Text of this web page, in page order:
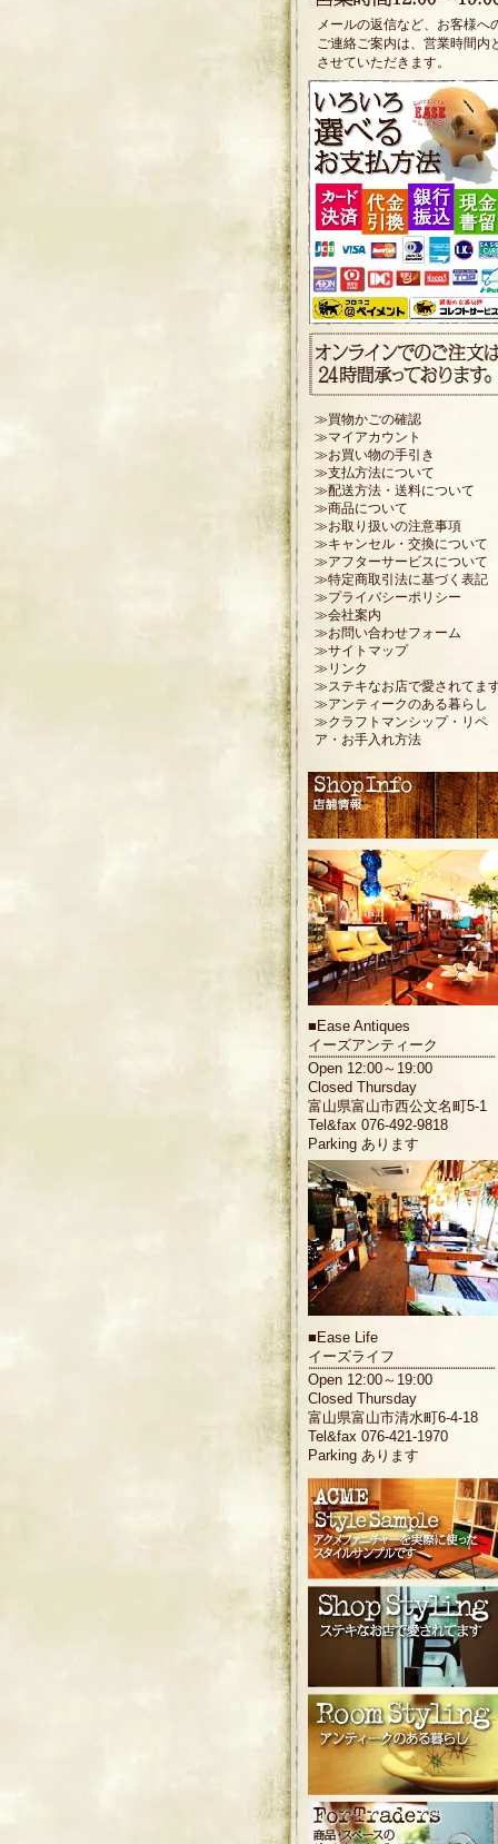
メールの返信など、お客様へ
ご連絡ご案内は、営業時間内
させていただきます。
≫買物かごの確認
≫マイアカウント
≫お買い物の手引き
≫支払方法について
≫配送方法・送料について
≫商品について
≫お取り扱いの注意事項
≫キャンセル・交換について
≫アフターサービスについて
≫特定商取引法に基づく表記
≫プライバシーポリシー
≫会社案内
≫お問い合わせフォーム
≫サイトマップ
≫リンク
≫ステキなお店で愛されてま
≫アンティークのある暮らし
≫クラフトマンシップ・リペ
ア・お手入れ方法
■ Ease Antiques
イーズアンティーク
Open 12:00～19:00
Closed Thursday
富山県富山市西公文名町5-1
Tel&fax 076-492-9818
Parking あります
■ Ease Life
イーズライフ
Open 12:00～19:00
Closed Thursday
富山県富山市清水町6-4-18
Tel&fax 076-421-1970
Parking あります